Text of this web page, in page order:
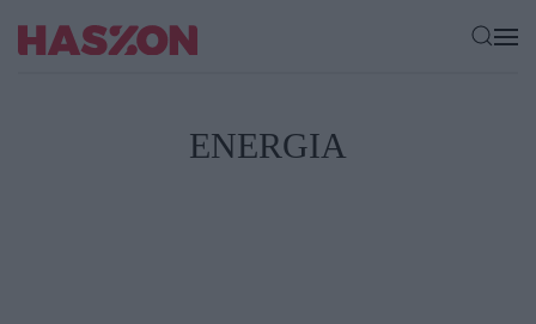
ENERGIA